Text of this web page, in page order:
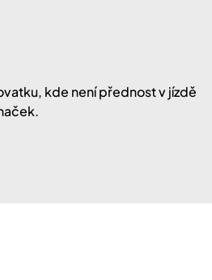
kde není přednost v jízdě